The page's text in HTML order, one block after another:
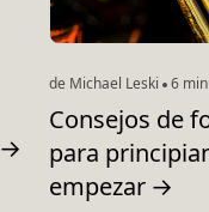
→
de Michael Leski 6
Consejos de
para
empezar →